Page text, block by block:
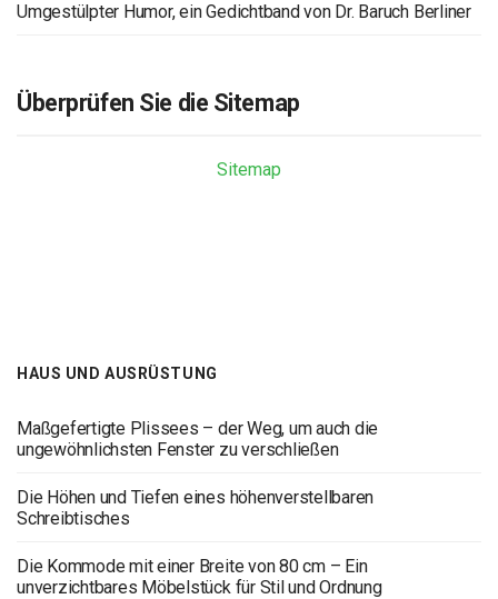
Umgestülpter Humor, ein Gedichtband von Dr. Baruch Berliner
Überprüfen Sie die Sitemap
Sitemap
HAUS UND AUSRÜSTUNG
Maßgefertigte Plissees – der Weg, um auch die
ungewöhnlichsten Fenster zu verschließen
Die Höhen und Tiefen eines höhenverstellbaren
Schreibtisches
Die Kommode mit einer Breite von 80 cm – Ein
unverzichtbares Möbelstück für Stil und Ordnung